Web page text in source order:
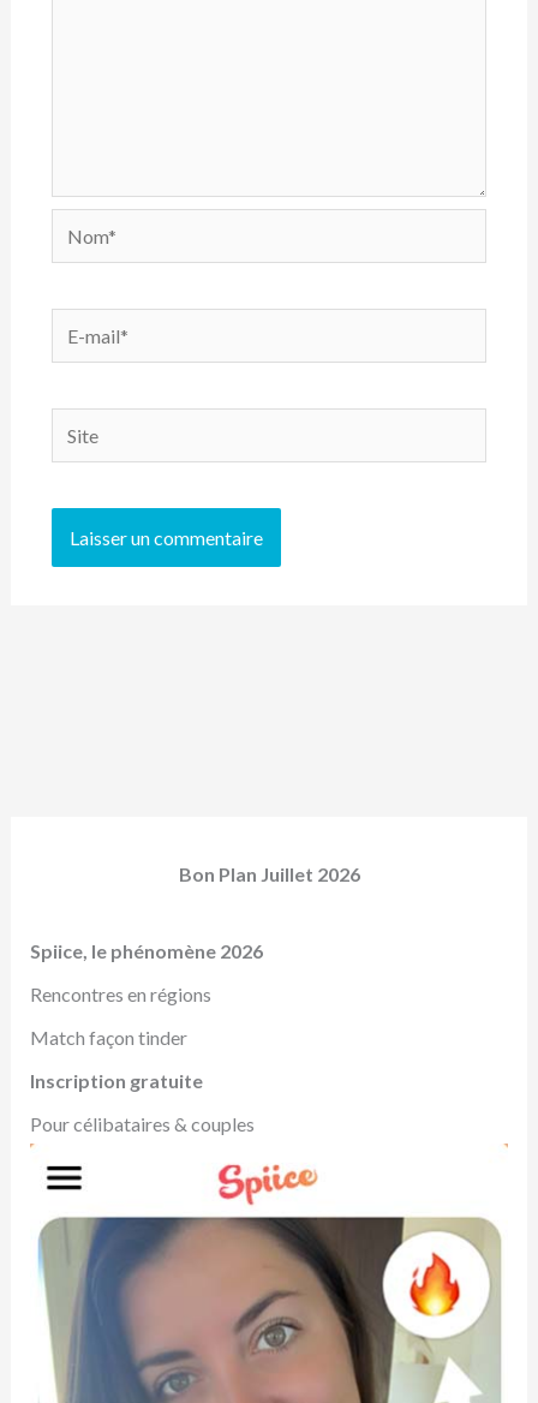
mail*
Bon Plan Juillet 2026
Spiice, le phénomène 2026
Rencontres en régions
Match façon tinder
Inscription gratuite
Pour célibataires & couples